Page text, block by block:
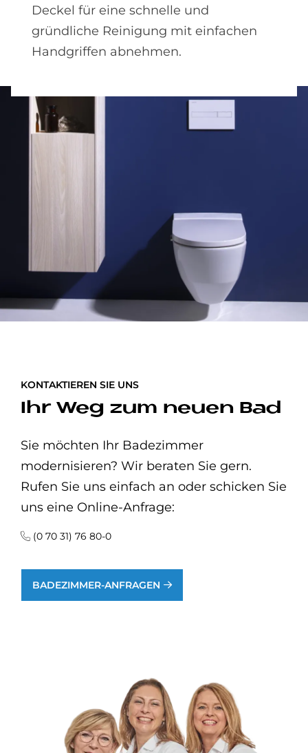
Deckel für eine schnelle und
gründliche Reinigung mit einfachen
Handgriffen abnehmen.
KONTAKTIEREN SIE UNS
Ihr Weg zum neuen Bad
Sie möchten Ihr Badezimmer
modernisieren? Wir beraten Sie gern.
Rufen Sie uns einfach an oder schicken Sie
uns eine Online-Anfrage:
(0 70 31) 76 80-0
BADEZIMMER-ANFRAGEN